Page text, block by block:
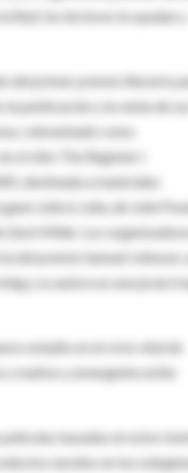
los lectores te ayudan a
del primer premio literario
publicación y la venta de sus
reinventado como
el sitio The Register (
destinada a materiales
Julie & Julia, de Julie
Miller. Los
del premio Samuel Johnson,
y su autora es una joven
estadio en el ciclo vital de
creativo y emergente estilo
basadas en estos
nacidos en los